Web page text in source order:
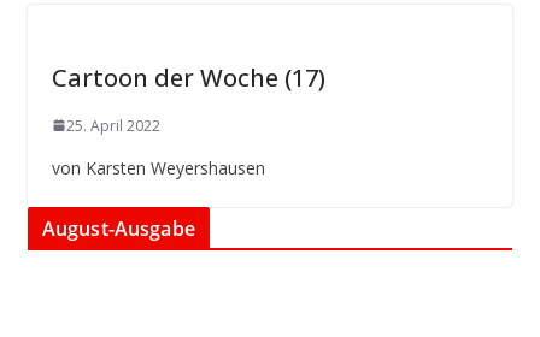
Cartoon der Woche (17)
25. April 2022
von Karsten Weyershausen
August-Ausgabe